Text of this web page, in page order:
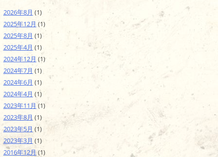
2026年8月 (1)
2025年12月 (1)
2025年8月 (1)
2025年4月 (1)
2024年12月 (1)
2024年7月 (1)
2024年6月 (1)
2024年4月 (1)
2023年11月 (1)
2023年8月 (1)
2023年5月 (1)
2023年3月 (1)
2016年12月(1)